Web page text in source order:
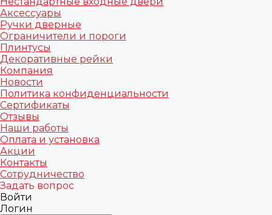
Аксессуары
Ручки дверные
Ограничители и пороги
Плинтусы
Декоративные рейки
Компания
Новости
Политика конфиденциальности
Сертификаты
Отзывы
Наши работы
Оплата и установка
Акции
Контакты
Сотрудничество
Задать вопрос
Войти
Логин